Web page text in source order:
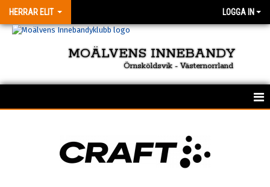
HERRAR ELIT LOGGA IN
MOÄLVENS INNEBANDY
Örnsköldsvik - Västernorrland